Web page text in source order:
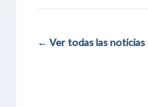
← Ver todas las noticias